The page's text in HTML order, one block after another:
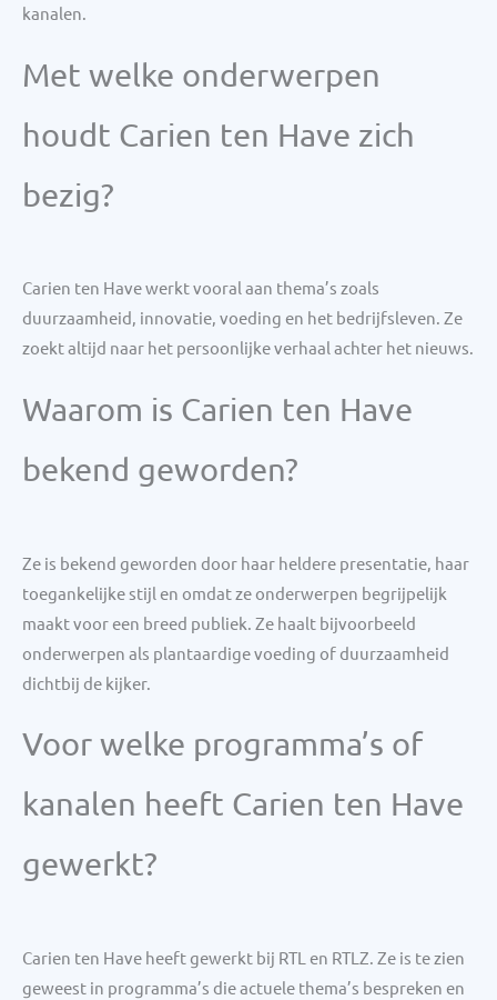
kanalen.
Met welke onderwerpen
houdt Carien ten Have zich
bezig?
Carien ten Have werkt vooral aan thema’s zoals
duurzaamheid, innovatie, voeding en het bedrijfsleven. Ze
zoekt altijd naar het persoonlijke verhaal achter het nieuws.
Waarom is Carien ten Have
bekend geworden?
Ze is bekend geworden door haar heldere presentatie, haar
toegankelijke stijl en omdat ze onderwerpen begrijpelijk
maakt voor een breed publiek. Ze haalt bijvoorbeeld
onderwerpen als plantaardige voeding of duurzaamheid
dichtbij de kijker.
Voor welke programma’s of
kanalen heeft Carien ten Have
gewerkt?
Carien ten Have heeft gewerkt bij RTL en RTLZ. Ze is te zien
geweest in programma’s die actuele thema’s bespreken en